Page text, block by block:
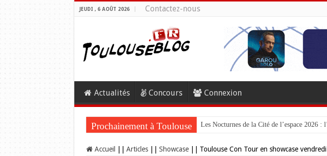
JEUDI , 6 AOÛT 2026 Contactez-nous
Actualités Concours Connexion
Prochainement à Toulouse Les Nocturnes de la Cité de l’espace 2026 :
Accueil Articles Showcase Toulouse Con Tour en showcase